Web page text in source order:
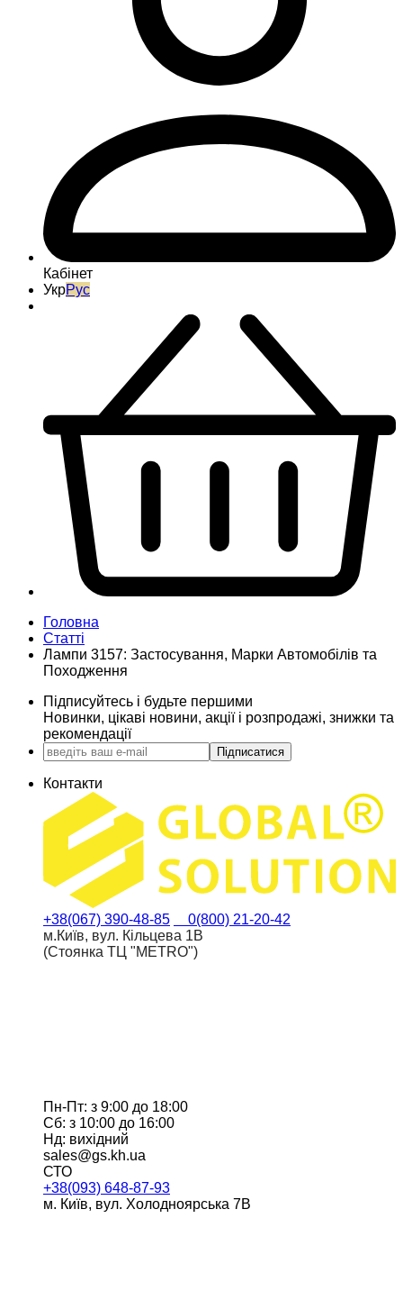
Кабінет
УкрРус
Головна
Статті
Лампи 3157: Застосування, Марки Автомобілів та
Походження
Підписуйтесь і будьте першими
Новинки, цікаві новини, акції і розпродажі, знижки та
рекомендації
Підписатися
Контакти
+38(067) 390-48-85
0(800) 21-20-42
м.Київ, вул. Кільцева 1В
(Стоянка ТЦ "METRO")
Пн-Пт: з 9:00 до 18:00
Сб: з 10:00 до 16:00
Нд: вихідний
sales@gs.kh.ua
СТО
+38(093) 648-87-93
м. Київ, вул. Холодноярська 7В